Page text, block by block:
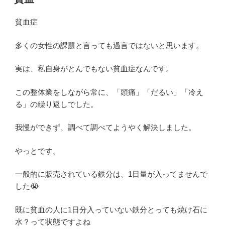
日:
貧血症
多くの女性の課題と言っても過言ではないと思います。
実は、私自身がとんでもない貧血症なんです。
この整体業をしながら常に、「頭痛」「だるい」「冷え
る」の繰り返しでした。
我慢ができず、調べて調べてようやく解決しました。
やっとです。
一般的に販売されている鉄分は、1日量が入ってませんで
した😭
既に貧血の人に1日分入っていない鉄分とっても焼け石に
水？って状態ですよね